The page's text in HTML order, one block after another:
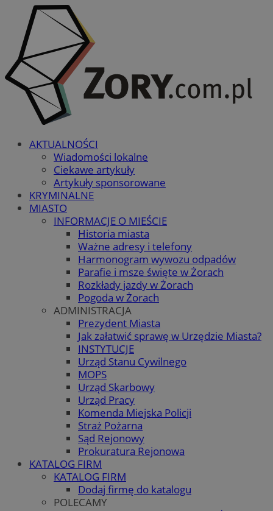
AKTUALNOŚCI
Wiadomości lokalne
Ciekawe artykuły
Artykuły sponsorowane
KRYMINALNE
MIASTO
INFORMACJE O MIEŚCIE
Historia miasta
Ważne adresy i telefony
Harmonogram wywozu odpadów
Parafie i msze święte w Żorach
Rozkłady jazdy w Żorach
Pogoda w Żorach
ADMINISTRACJA
Prezydent Miasta
Jak załatwić sprawę w Urzędzie Miasta?
INSTYTUCJE
Urząd Stanu Cywilnego
MOPS
Urząd Skarbowy
Urząd Pracy
Komenda Miejska Policji
Straż Pożarna
Sąd Rejonowy
Prokuratura Rejonowa
KATALOG FIRM
KATALOG FIRM
Dodaj firmę do katalogu
POLECAMY